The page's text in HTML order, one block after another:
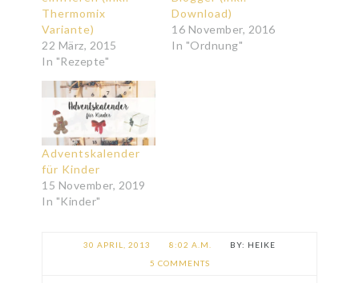
Thermomix
Variante)
22 März, 2015
In "Rezepte"
Download)
16 November, 2016
In "Ordnung"
Adventskalender
für Kinder
15 November, 2019
In "Kinder"
30 APRIL, 2013 8:02 A.M.
HEIKE
5 COMMENTS